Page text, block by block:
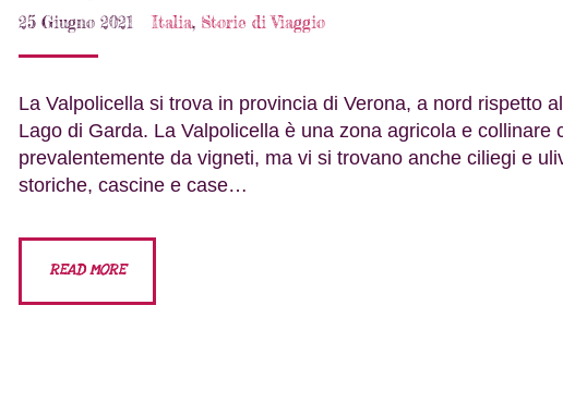
25 Giugno 2021 Italia, Storie di Viaggio
La Valpolicella si trova in provincia di Verona, a nord rispetto
Lago di Garda. La Valpolicella è una zona agricola e
prevalentemente da vigneti, ma vi si trovano anche ciliegi e
storiche, cascine e case…
READ MORE